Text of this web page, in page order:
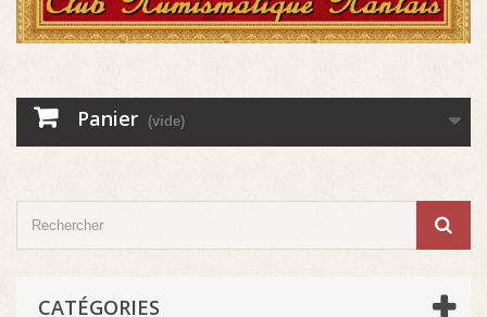
Panier (vide)
CATÉGORIES